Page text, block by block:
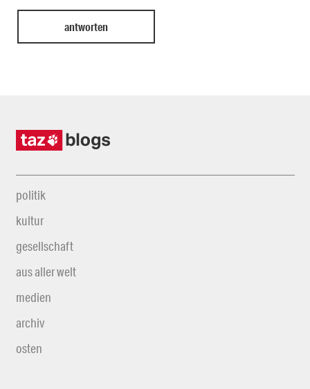
politik
kultur
gesellschaft
aus aller welt
medien
archiv
osten